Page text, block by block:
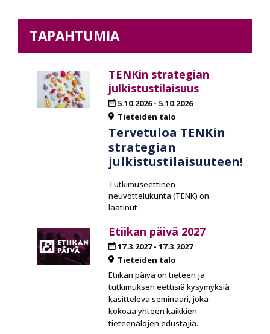
TAPAHTUMIA
TENKin strategian
julkistustilaisuus
5.10.2026- 5.10.2026
Tieteiden talo
Tervetuloa TENKin
strategian
julkistustilaisuuteen!
Tutkimuseettinen
neuvottelukunta (TENK) on
laatinut
Etiikan päivä 2027
17.3.2027- 17.3.2027
Tieteiden talo
Etiikan päivä on tieteen ja
tutkimuksen eettisiä kysymyksiä
käsittelevä seminaari, joka
kokoaa yhteen kaikkien
tieteenalojen edustajia.